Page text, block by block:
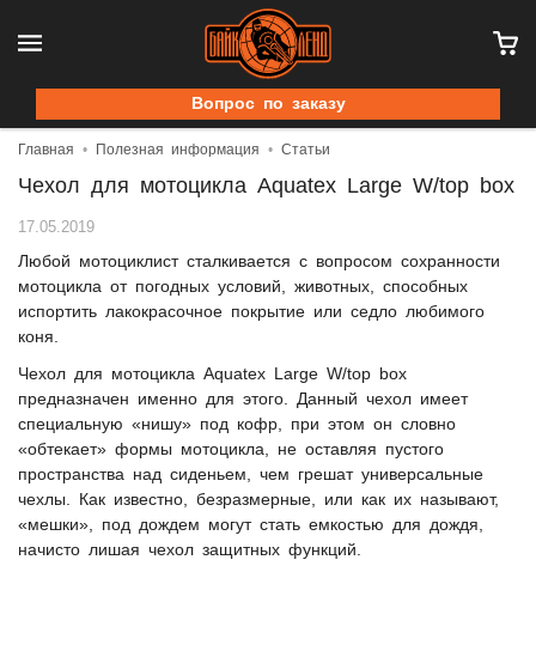
Вопрос по заказу
Главная Полезная информация Статьи
Чехол для мотоцикла Aquatex Large W/top box
17.05.2019
Любой мотоциклист сталкивается с вопросом сохранности
мотоцикла от погодных условий, животных, способных
испортить лакокрасочное покрытие или седло любимого
коня.
Чехол для мотоцикла Aquatex Large W/top box
предназначен именно для этого. Данный чехол имеет
специальную «нишу» под кофр, при этом он словно
«обтекает» формы мотоцикла, не оставляя пустого
пространства над сиденьем, чем грешат универсальные
чехлы. Как известно, безразмерные, или как их называют,
«мешки», под дождем могут стать емкостью для дождя,
начисто лишая чехол защитных функций.